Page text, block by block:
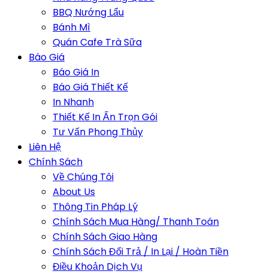
BBQ Nướng Lẩu
Bánh Mì
Quán Cafe Trà Sữa
Báo Giá
Báo Giá In
Báo Giá Thiết Kế
In Nhanh
Thiết Kế In Ấn Trọn Gói
Tư Vấn Phong Thủy
Liên Hệ
Chính Sách
Về Chúng Tôi
About Us
Thông Tin Pháp Lý
Chính Sách Mua Hàng/ Thanh Toán
Chính Sách Giao Hàng
Chính Sách Đổi Trả / In Lại / Hoàn Tiền
Điều Khoản Dịch Vụ